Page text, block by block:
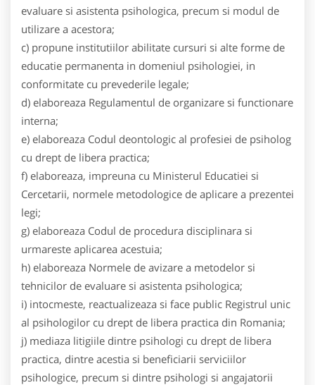
evaluare si asistenta psihologica, precum si modul de
utilizare a acestora;
c) propune institutiilor abilitate cursuri si alte forme de
educatie permanenta in domeniul psihologiei, in
conformitate cu prevederile legale;
d) elaboreaza Regulamentul de organizare si functionare
interna;
e) elaboreaza Codul deontologic al profesiei de psiholog
cu drept de libera practica;
f) elaboreaza, impreuna cu Ministerul Educatiei si
Cercetarii, normele metodologice de aplicare a prezentei
legi;
g) elaboreaza Codul de procedura disciplinara si
urmareste aplicarea acestuia;
h) elaboreaza Normele de avizare a metodelor si
tehnicilor de evaluare si asistenta psihologica;
i) intocmeste, reactualizeaza si face public Registrul unic
al psihologilor cu drept de libera practica din Romania;
j) mediaza litigiile dintre psihologi cu drept de libera
practica, dintre acestia si beneficiarii serviciilor
psihologice, precum si dintre psihologi si angajatorii